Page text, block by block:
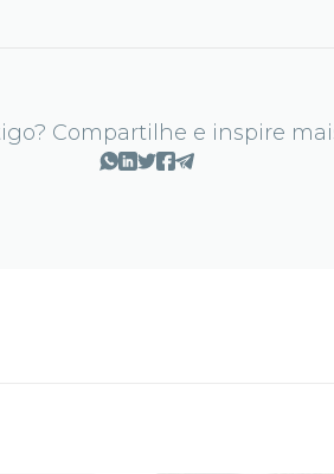
Compartilhe e inspire